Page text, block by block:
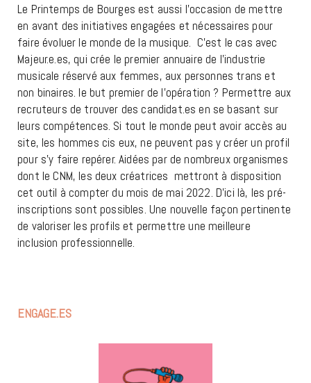
Le Printemps de Bourges est aussi l’occasion de mettre
en avant des initiatives engagées et nécessaires pour
faire évoluer le monde de la musique. C’est le cas avec
Majeur.e.es, qui crée le premier annuaire de l’industrie
musicale réservé aux femmes, aux personnes trans et
non binaires. le but premier de l’opération ? Permettre aux
recruteurs de trouver des candidat.es en se basant sur
leurs compétences. Si tout le monde peut avoir accès au
site, les hommes cis eux, ne peuvent pas y créer un profil
pour s’y faire repérer. Aidées par de nombreux organismes
dont le CNM, les deux créatrices mettront à disposition
cet outil à compter du mois de mai 2022. D’ici là, les pré-
inscriptions sont possibles. Une nouvelle façon pertinente
de valoriser les profils et permettre une meilleure
inclusion professionnelle.
ENGAGE.ES